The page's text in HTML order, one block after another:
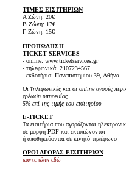
ΤΙΜΕΣ ΕΙΣΙΤΗΡΙΩΝ
Α Ζώνη: 20€
Β Ζώνη: 17€
Γ Ζώνη: 15€
ΠΡΟΠΩΛΗΣΗ
TICKET SERVICES
- online: www.ticketservices.gr
- τηλεφωνικά: 2107234567
- εκδοτήριο: Πανεπιστημίου 39, Αθήνα
Οι τηλεφωνικές και οι online αγορές
χρέωση υπηρεσίας
5% επί της τιμής του εισιτηρίου
E-TICKET
Τα εισιτήρια που αγοράζονται
σε μορφή PDF και εκτυπώνονται
ή αποθηκεύονται σε κινητό τηλέφωνο
ΟΡΟΙ ΑΓΟΡΑΣ ΕΙΣΙΤΗΡΙΩΝ
κάντε κλικ εδώ